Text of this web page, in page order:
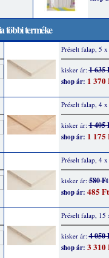
többi terméke
Préselt falap, 5
kisker ár:1 635
shop ár: 1 370
Préselt falap, 4
kisker ár:1 405
shop ár: 1 175
Préselt falap, 4
kisker ár:580 Ft
shop ár: 485 Ft
Préselt falap,
kisker ár:4 050
shop ár: 3 310